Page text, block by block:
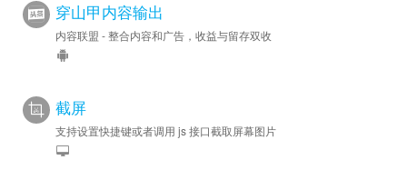
穿山甲内容输出
内容联盟 - 整合内容和广告，收益与留存双收
截屏
支持设置快捷键或者调用 js 接口截取屏幕图片